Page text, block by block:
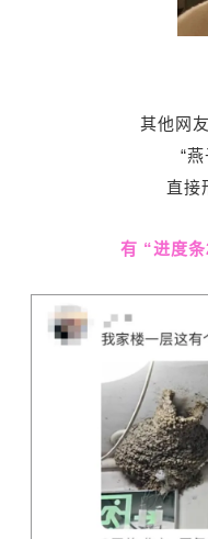
其他网
“
直接
有 “进度